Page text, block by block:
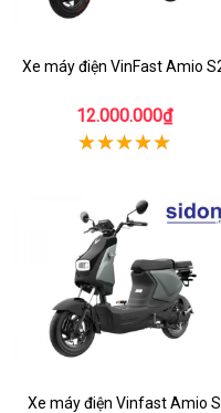
Xe máy điện VinFast Amio
12.000.000₫
Xe máy điện Vinfast Amio S